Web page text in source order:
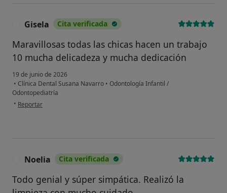
Gisela Cita verificada
Maravillosas todas las chicas hacen un trabajo
10 mucha delicadeza y mucha dedicación
19 de junio de 2026
• Clínica Dental Susana Navarro • Odontología Infantil /
Odontopediatría
• en opinión del usuario Gisela
Reportar
Noelia Cita verificada
Todo genial y súper simpática. Realizó la